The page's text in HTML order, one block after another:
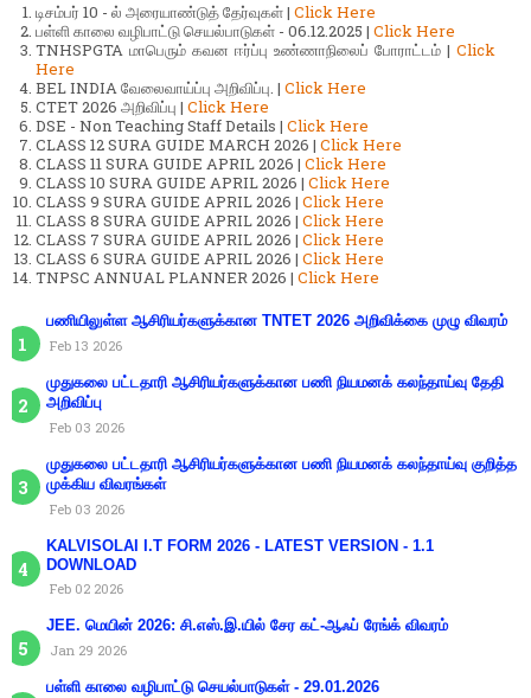
டிசம்பர் 10 - ல் அரையாண்டுத் தேர்வுகள் | Click Here
பள்ளி காலை வழிபாட்டு செயல்பாடுகள் - 06.12.2025 | Click Here
TNHSPGTA மாபெரும் கவன ஈர்ப்பு உண்ணாநிலைப் போராட்டம் | Click
Here
BEL INDIA வேலைவாய்ப்பு அறிவிப்பு. | Click Here
CTET 2026 அறிவிப்பு | Click Here
DSE - Non Teaching Staff Details | Click Here
CLASS 12 SURA GUIDE MARCH 2026 | Click Here
CLASS 11 SURA GUIDE APRIL 2026 | Click Here
CLASS 10 SURA GUIDE APRIL 2026 | Click Here
CLASS 9 SURA GUIDE APRIL 2026 | Click Here
CLASS 8 SURA GUIDE APRIL 2026 | Click Here
CLASS 7 SURA GUIDE APRIL 2026 | Click Here
CLASS 6 SURA GUIDE APRIL 2026 | Click Here
TNPSC ANNUAL PLANNER 2026 | Click Here
பணியிலுள்ள ஆசிரியர்களுக்கான TNTET 2026 அறிவிக்கை முழு விவரம்
Feb 13 2026
முதுகலை பட்டதாரி ஆசிரியர்களுக்கான பணி நியமனக் கலந்தாய்வு தேதி
அறிவிப்பு
Feb 03 2026
முதுகலை பட்டதாரி ஆசிரியர்களுக்கான பணி நியமனக் கலந்தாய்வு குறித்த
முக்கிய விவரங்கள்
Feb 03 2026
KALVISOLAI I.T FORM 2026 - LATEST VERSION - 1.1
DOWNLOAD
Feb 02 2026
JEE. மெயின் 2026: சி.எஸ்.இ.யில் சேர கட்-ஆஃப் ரேங்க் விவரம்
Jan 29 2026
பள்ளி காலை வழிபாட்டு செயல்பாடுகள் - 29.01.2026